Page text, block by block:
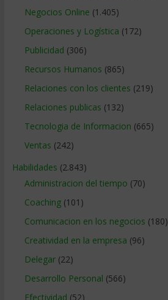
Negocios Online (1.405)
Operaciones y Logística (172)
Publicidad (306)
Recursos Humanos (865)
Relaciones con los clientes (219)
Relaciones publicas (132)
Tecnologia de Informacion (665)
Ventas (242)
Habilidades (2.843)
Administracion del tiempo (70)
Coaching(101)
Comunicacion en los negocios (180)
Creatividad en la empresa (96)
Delegar(22)
Desarrollo Personal (566)
Efectividad (52)